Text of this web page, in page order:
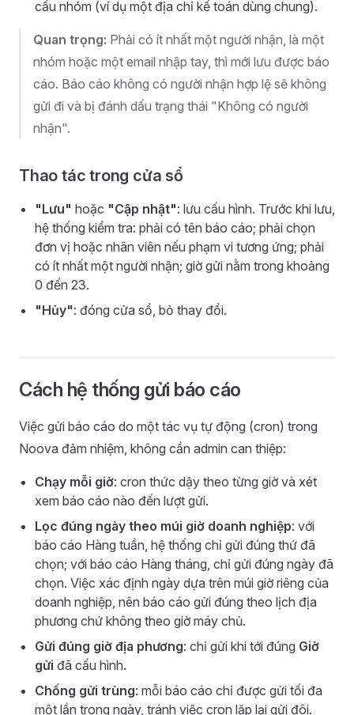
cấu nhóm (ví dụ một địa chỉ kế toán dùng chung).
Quan trọng: Phải có ít nhất một người nhận, là một
nhóm hoặc một email nhập tay, thì mới lưu được báo
cáo. Báo cáo không có người nhận hợp lệ sẽ không
gửi đi và bị đánh dấu trạng thái "Không có người
nhận".
Thao tác trong cửa sổ
"Lưu" hoặc "Cập nhật": lưu cấu hình. Trước khi lưu,
hệ thống kiểm tra: phải có tên báo cáo; phải chọn
đơn vị hoặc nhân viên nếu phạm vi tương ứng; phải
có ít nhất một người nhận; giờ gửi nằm trong khoảng
0 đến 23.
"Hủy": đóng cửa sổ, bỏ thay đổi.
Cách hệ thống gửi báo cáo
Việc gửi báo cáo do một tác vụ tự động (cron) trong
Noova đảm nhiệm, không cần admin can thiệp:
Chạy mỗi giờ: cron thức dậy theo từng giờ và xét
xem báo cáo nào đến lượt gửi.
Lọc đúng ngày theo múi giờ doanh nghiệp: với
báo cáo Hàng tuần, hệ thống chỉ gửi đúng thứ đã
chọn; với báo cáo Hàng tháng, chỉ gửi đúng ngày đã
chọn. Việc xác định ngày dựa trên múi giờ riêng của
doanh nghiệp, nên báo cáo gửi đúng theo lịch địa
phương chứ không theo giờ máy chủ.
Gửi đúng giờ địa phương: chỉ gửi khi tới đúng Giờ
gửi đã cấu hình.
Chống gửi trùng: mỗi báo cáo chỉ được gửi tối đa
một lần trong ngày, tránh việc cron lặp lại gửi đôi.